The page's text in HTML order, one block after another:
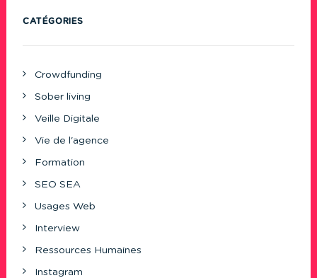
CATÉGORIES
Crowdfunding
Sober living
Veille Digitale
Vie de l'agence
Formation
SEO SEA
Usages Web
Interview
Ressources Humaines
Instagram